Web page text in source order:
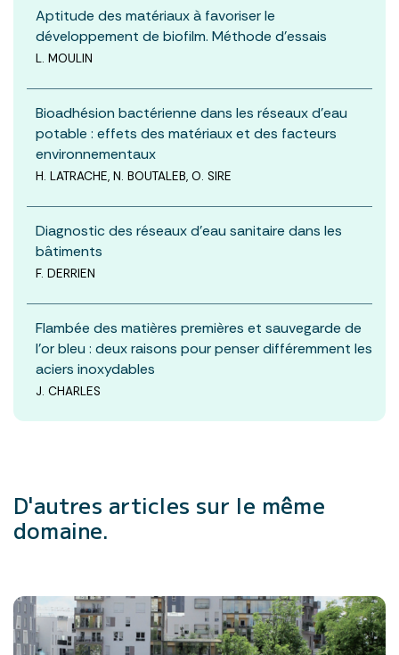
Aptitude des matériaux à favoriser le
développement de biofilm. Méthode d’essais
L. MOULIN
Bioadhésion bactérienne dans les réseaux d’eau
potable : effets des matériaux et des facteurs
environnementaux
H. LATRACHE, N. BOUTALEB, O. SIRE
Diagnostic des réseaux d’eau sanitaire dans les
bâtiments
F. DERRIEN
Flambée des matières premières et sauvegarde de
l’or bleu : deux raisons pour penser différemment les
aciers inoxydables
J. CHARLES
D'autres articles sur le même
domaine.